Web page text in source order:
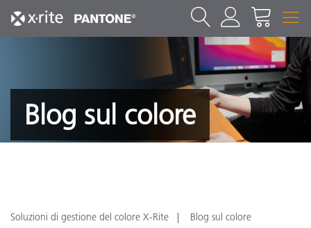
Blog sul colore
Soluzioni di gestione del colore X-Rite Blog sul colore